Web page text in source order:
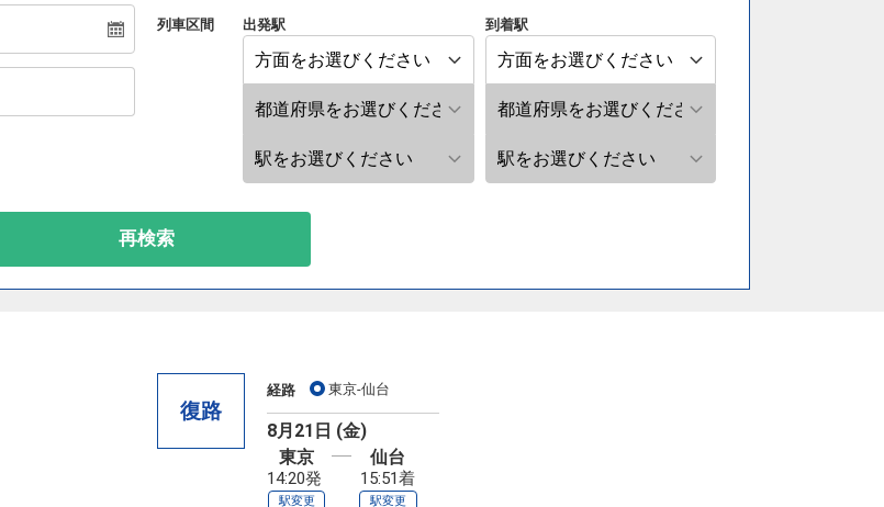
列車区間 出発駅 到着駅
再検索
復路
経路 東京-仙台
8月21日 (金)
東京
14:20発
駅変更
仙台
15:51着
駅変更